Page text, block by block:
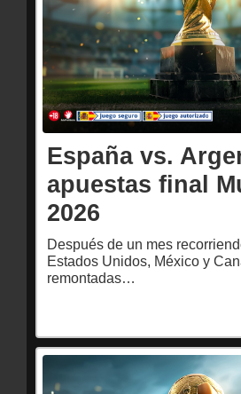
España vs.
apuestas final
2026
Después de un mes
Estados Unidos, México y
remontadas…